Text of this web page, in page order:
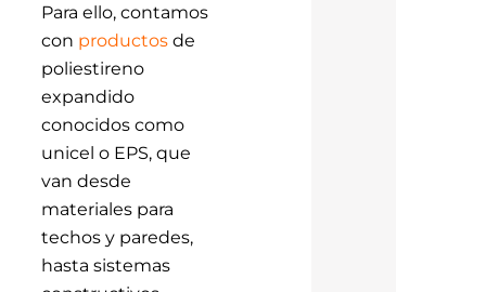
Para ello, contamos
con productosde
poliestireno
expandido
conocidos como
unicel o EPS, que
van desde
materiales para
techos y paredes,
hasta sistemas